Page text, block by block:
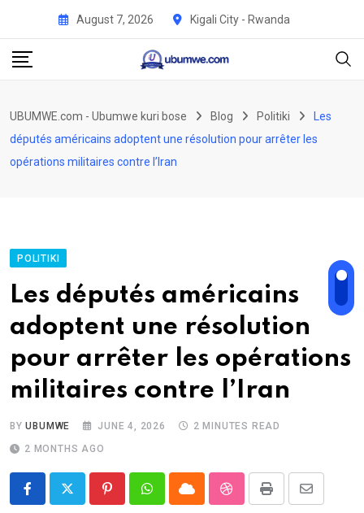
content
August 7, 2026 Kigali City - Rwanda
UBUMWE.com - Ubumwe kuri bose Blog Politiki
Les
députés américains adoptent une résolution pour arrêter les
opérations militaires contre l’Iran
POLITIKI
Les députés américains
adoptent une résolution
pour arrêter les opérations
militaires contre l’Iran
BYUBUMWE JUNE 4, 2026
2 MINUTES READ
2 MONTHS AGO
PinterestWhatsappCloud StumbleUpon
Print
Share